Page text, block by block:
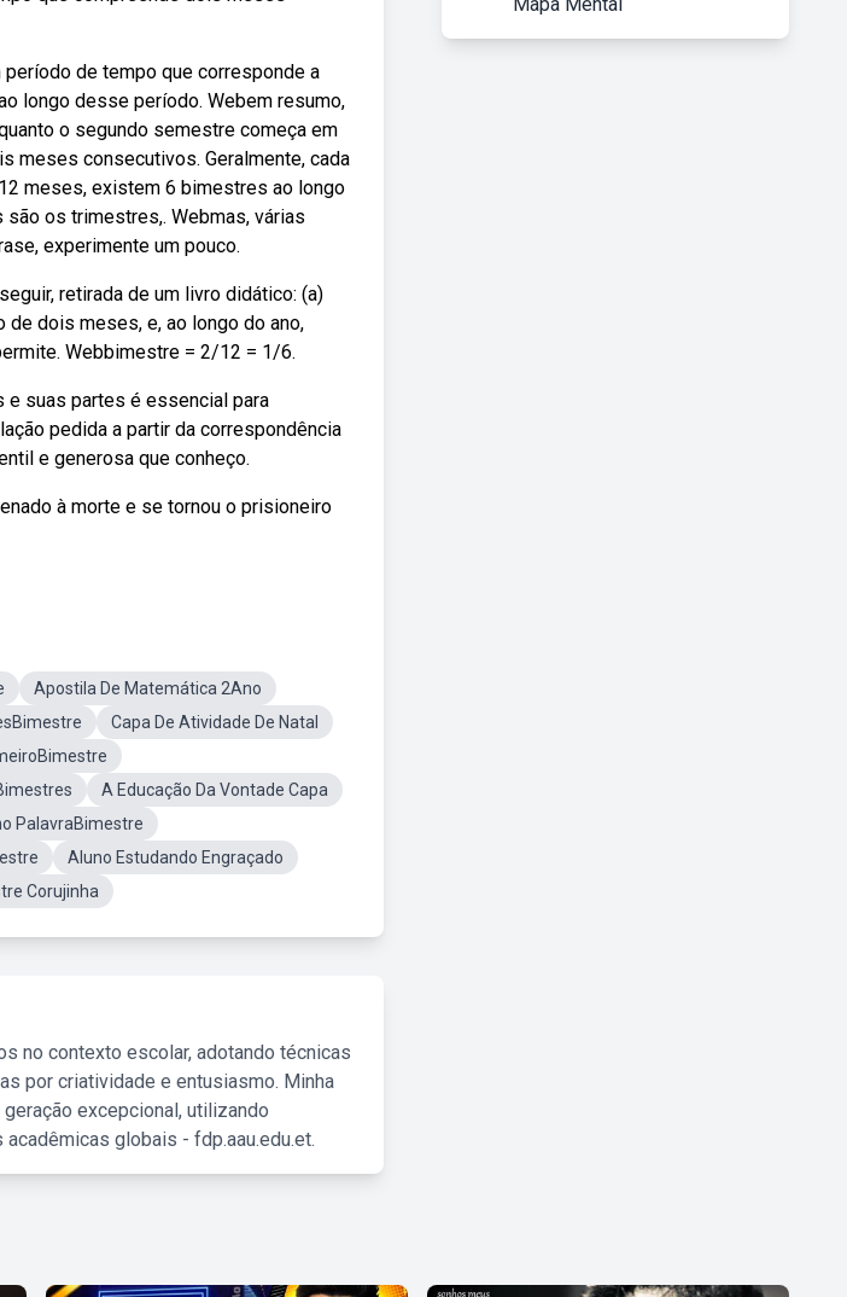
de tempo que corresponde a
longo desse período. Webem resumo,
o segundo semestre começa em
meses consecutivos. Geralmente, cada
meses, existem 6 bimestres ao longo
os trimestres,. Webmas, várias
experimente um pouco.
retirada de um livro didático: (a)
dois meses, e, ao longo do ano,
Webbimestre = 2/12 = 1/6.
suas partes é essencial para
pedida a partir da correspondência
e generosa que conheço.
à morte e se tornou o prisioneiro
Apostila De Matemática 2Ano
Capa De Atividade De Natal
A Educação Da Vontade Capa
PalavraBimestre
Aluno Estudando Engraçado
Corujinha
no contexto escolar, adotando técnicas
por criatividade e entusiasmo. Minha
excepcional, utilizando
globais - fdp.aau.edu.et.